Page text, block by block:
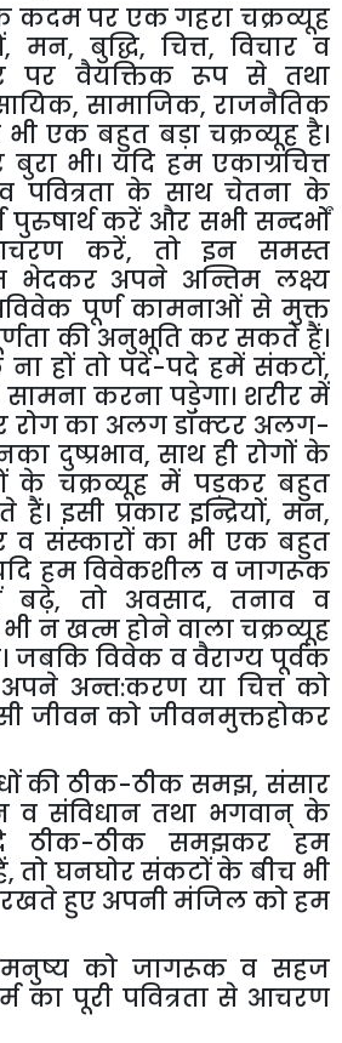
कदम पर एक गहरा चक्रव्यूह
, मन, बुद्धि, चित्त, विचार व
पर वैयक्तिक रूप से तथा
, सामाजिक, राजनैतिक
भी एक बहुत बड़ा चक्रव्यूह है।
भी। यदि हम एकाग्रचित्त
पवित्रता के साथ चेतना के
पुरुषार्थ करें और सभी सन्दर्भों
करें, तो इन समस्त
भेदकर अपने अन्तिम लक्ष्य
पूर्ण कामनाओं से मुक्त
की अनुभूति कर सकते हैं।
हों तो पदे-पदे हमें संकटों,
सामना करना पड़ेगा। शरीर में
रोग का अलग डॉक्टर अलग-
दुष्प्रभाव,साथ ही रोगों के
के चक्रव्यूह में पड़कर बहुत
इसी प्रकार इन्द्रियों, मन,
व संस्कारों का भी एक बहुत
हम विवेकशील व जागरूक
बढ़े, तो अवसाद, तनाव व
न खत्म होने वाला चक्रव्यूह
जबकि विवेक व वैराग्य पूर्वक
अपने अन्त:करण या चित्त को
जीवन को जीवनमुक्तहोकर
की ठीक-ठीक समझ,संसार
व संविधान तथा भगवान् के
ठीक-ठीक समझकर हम
,तो घनघोर संकटों के बीच भी
हुए अपनी मंजिल को हम
को जागरूक व सहज
का पूरी पवित्रता से आचरण